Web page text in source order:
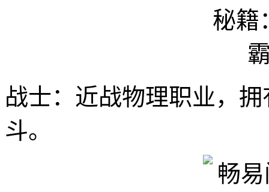
战士：近战物理职业，
斗。